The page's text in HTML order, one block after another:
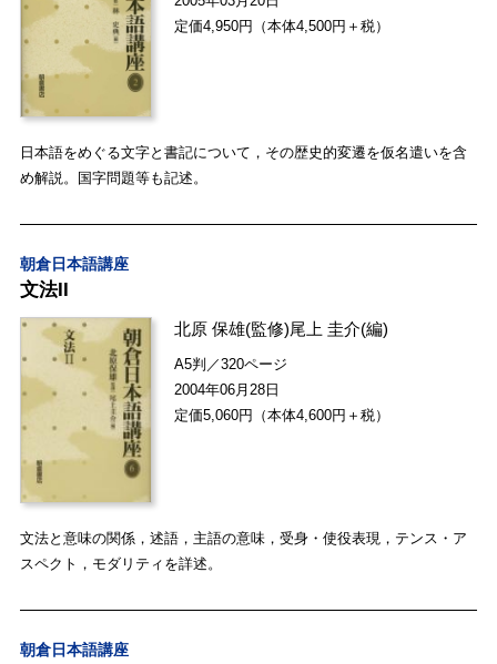
定価4,950円（本体4,500円＋税）
日本語をめぐる文字と書記について，その歴史的変遷を仮名遣いを含
め解説。国字問題等も記述。
朝倉日本語講座
文法II
北原 保雄(監修)尾上 圭介(編)
A5判／320ページ
2004年06月28日
定価5,060円（本体4,600円＋税）
文法と意味の関係，述語，主語の意味，受身・使役表現，テンス・ア
スペクト，モダリティを詳述。
朝倉日本語講座